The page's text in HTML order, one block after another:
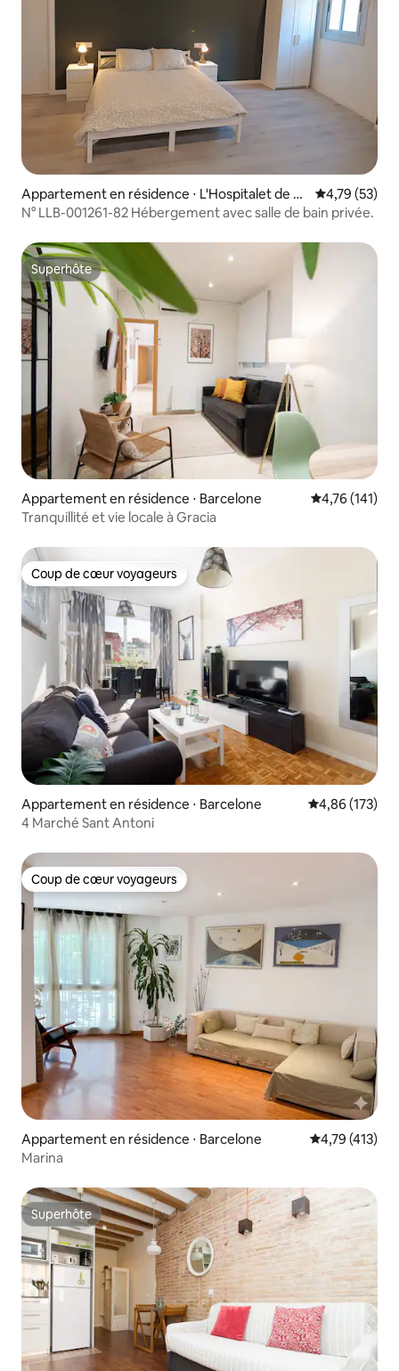
Appartement en résidence ⋅ L'Hospitalet de Ll
obregat
Évaluation
4,79 (53)
N° LLB-001261-82 Hébergement avec salle de bain privée.
Superhôte
Superhôte
Appartement en résidence ⋅ Barcelone Évaluation
4,76 (141)
Tranquillité et vie locale à Gracia
Coup de cœur voyageurs
Coup de cœur voyageurs
Appartement en résidence ⋅ Barcelone Évaluation
4,86 (173)
4 Marché Sant Antoni
Coup de cœur voyageurs
Coup de cœur voyageurs
Appartement en résidence ⋅ Barcelone Évaluation
4,79 (413)
Marina
Superhôte
Superhôte